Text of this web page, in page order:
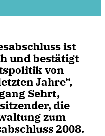
ist
und bestätigt
von
Jahre“,
Sehrt,
die
zum
2008.